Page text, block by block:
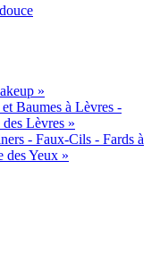
»
Baumes à Lèvres -
Lèvres »
- Faux-Cils - Fards à
des Yeux »